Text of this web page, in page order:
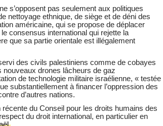
s’opposent pas seulement aux politiques
nettoyage ethnique, de siège et de déni des
américaine, qui se propose de déplacer
consensus international qui rejette la
que sa partie orientale est illégalement
des civils palestiniens comme de cobayes
nouveaux drones lâcheurs de gaz
de technologie militaire israélienne, « testée
substantiellement à financer l’oppression des
d’autres nations.
du Conseil pour les droits humains des
du droit international, en particulier en
.